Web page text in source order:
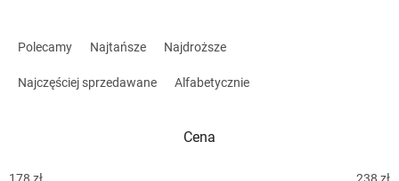
Polecamy Najtańsze Najdroższe
Najczęściej sprzedawane Alfabetycznie
Cena
178 zł 238 zł